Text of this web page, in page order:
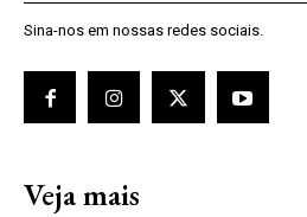
Sina-nos em nossas redes sociais.
Veja mais